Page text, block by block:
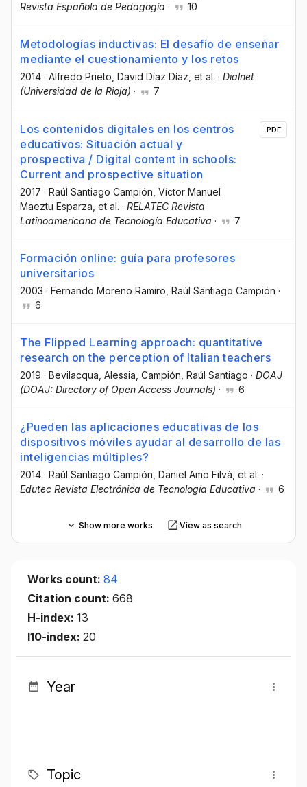
Revista Española de Pedagogía · 10
Metodologías inductivas: El desafío de enseñar
mediante el cuestionamiento y los retos
2014 · Alfredo Prieto, David Díaz Díaz, et al. · Dialnet
(Universidad de la Rioja) · 7
Los contenidos digitales en los centros
educativos: Situación actual y
prospectiva / Digital content in schools:
Current and prospective situation
2017 · Raúl Santiago Campión , Víctor Manuel
Maeztu Esparza , et al. · RELATEC Revista
Latinoamericana de Tecnología Educativa · 7
PDF
Formación online: guía para profesores
universitarios
2003 · Fernando Moreno Ramiro , Raúl Santiago Campión ·
6
The Flipped Learning approach: quantitative
research on the perception of Italian teachers
2019 · Bevilacqua, Alessia , Campión, Raúl Santiago · DOAJ
(DOAJ: Directory of Open Access Journals) · 6
¿Pueden las aplicaciones educativas de los
dispositivos móviles ayudar al desarrollo de las
inteligencias múltiples?
2014 · Raúl Santiago Campión , Daniel Amo Filvà , et al. ·
Edutec Revista Electrónica de Tecnología Educativa · 6
Show more works View as search
Works count: 84
Citation count: 668
H-index: 13
I10-index: 20
Year
Topic